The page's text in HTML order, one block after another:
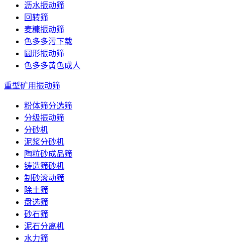
沥水振动筛
回转筛
麦糠振动筛
色多多污下载
圆形振动筛
色多多黄色成人
重型矿用振动筛
粉体筛分选筛
分级振动筛
分砂机
泥浆分砂机
陶粒砂成品筛
铸造筛砂机
制砂滚动筛
除土筛
盘选筛
砂石筛
泥石分离机
水力筛